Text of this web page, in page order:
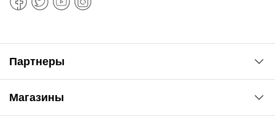
Магазины
Партнеры